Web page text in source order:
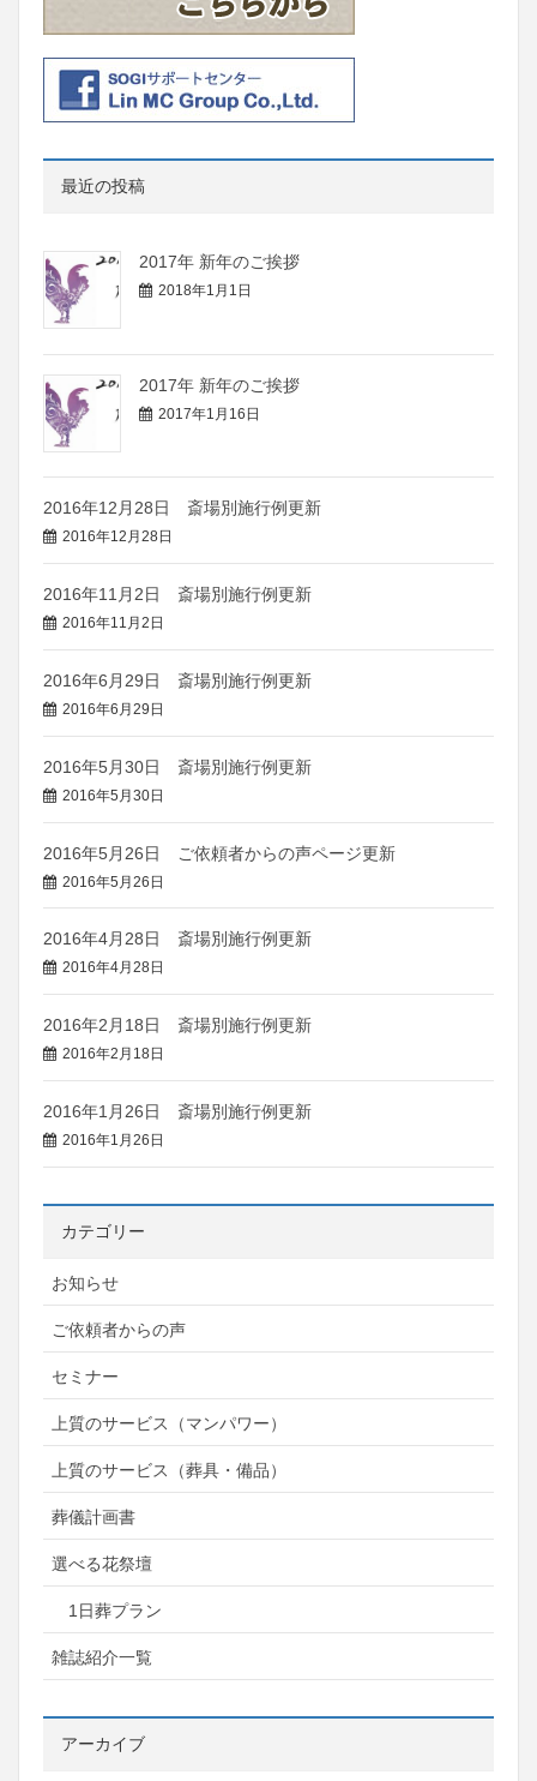
最近の投稿
2017年 新年のご挨拶
2018年1月1日
2017年 新年のご挨拶
2017年1月16日
2016年12月28日 斎場別施行例更新
2016年12月28日
2016年11月2日 斎場別施行例更新
2016年11月2日
2016年6月29日 斎場別施行例更新
2016年6月29日
2016年5月30日 斎場別施行例更新
2016年5月30日
2016年5月26日 ご依頼者からの声ページ更新
2016年5月26日
2016年4月28日 斎場別施行例更新
2016年4月28日
2016年2月18日 斎場別施行例更新
2016年2月18日
2016年1月26日 斎場別施行例更新
2016年1月26日
カテゴリー
お知らせ
ご依頼者からの声
セミナー
上質のサービス（マンパワー）
上質のサービス（葬具・備品）
葬儀計画書
選べる花祭壇
1日葬プラン
雑誌紹介一覧
アーカイブ